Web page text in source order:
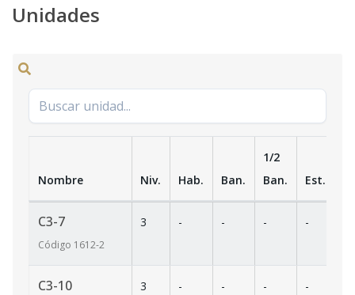
Unidades
Nombre Niv. Hab. Ban.
1/2
Ban.
Est.
C3-7
Código 1612-2
3 - - - -
C3-10 3 - - - -